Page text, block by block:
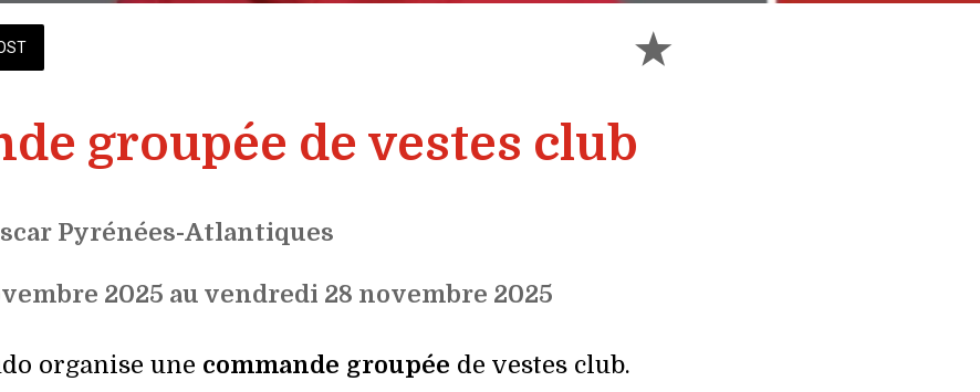
groupée de vestes club
Pyrénées-Atlantiques
2025 au vendredi 28 novembre 2025
organise une commande groupée de vestes club.